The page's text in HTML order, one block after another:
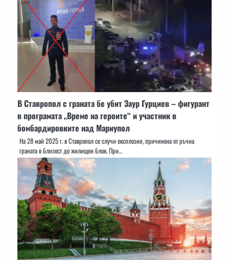
В Ставропол с граната бе убит Заур Гурциев – фигурант
в програмата „Време на героите“ и участник в
бомбардировките над Мариупол
На 28 май 2025 г. в Ставропол се случи експлозия, причинена от ръчна
граната в близост до жилищен блок. При…